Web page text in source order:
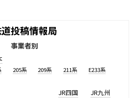
投稿情報局
事業者別
205系 209系 211系 E233系
JR四国 JR九州